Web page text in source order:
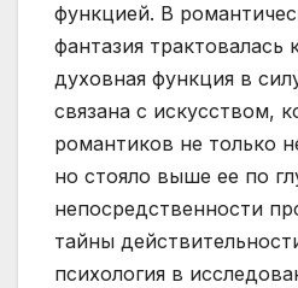
функцией. В
фантазия трактовалась
духовная функция в
связана с искусством,
романтиков не только
но стояло выше ее по
непосредственности
тайны
психология в